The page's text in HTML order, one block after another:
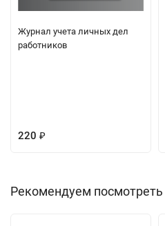
Журнал учета личных дел
работников
220 ₽
Рекомендуем посмотреть